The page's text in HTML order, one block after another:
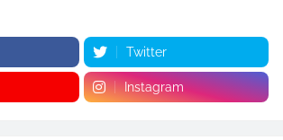
Twitter
Instagram